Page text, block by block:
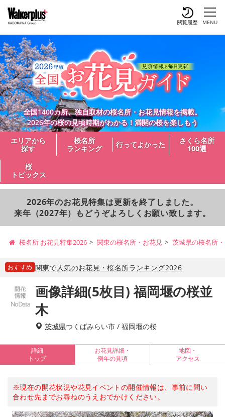
MENU
閲覧履歴
全国1400カ所、独自取材の桜名所・お花見情報を掲載。
2026年の桜の見頃時期がわかる！満開の桜を楽しもう
エリアから
探す
桜名所
ランキング
行ってよかった
さくら名所
100選
桜
トピックス
2026年のお花見特集は更新を終了しました。
来年（2027年）もどうぞよろしくお願い致します。
桜名所 お花見特集2026 関東の桜名所・お花見 茨城県の桜名所
おすすめ 関東で人気のお花見・桜名所ランキング2026
画像詳細(5枚目) 福岡堰の桜並
木
茨城県つくばみらい市 / 福岡堰の桜
詳細
トップ
お花見詳細・
例年の見頃
地図・
アクセス
※現在の開花状況や花見イベントの開催情報は、事前に問い
合わせ先までお尋ねのうえおでかけください。